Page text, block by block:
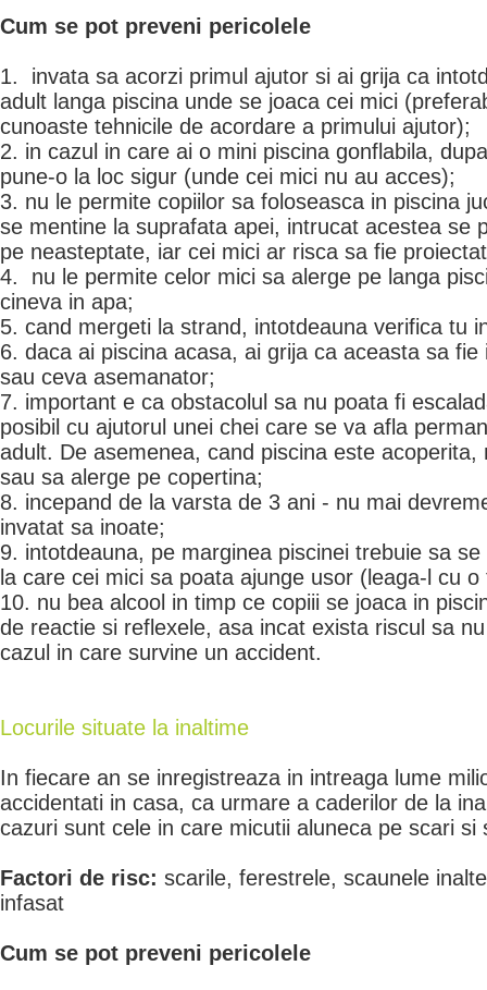
Cum se pot preveni pericolele
1. invata sa acorzi primul ajutor si ai grija ca
adult langa piscina unde se joaca cei mici
cunoaste tehnicile de acordare a primului ajutor);
2. in cazul in care ai o mini piscina gonflabila,
pune-o la loc sigur (unde cei mici nu au acces);
3. nu le permite copiilor sa foloseasca in piscina
se mentine la suprafata apei, intrucat acestea se
pe neasteptate, iar cei mici ar risca sa fie
4. nu le permite celor mici sa alerge pe langa
cineva in apa;
5. cand mergeti la strand, intotdeauna verifica tu
6. daca ai piscina acasa, ai grija ca aceasta sa
sau ceva asemanator;
7. important e ca obstacolul sa nu poata fi
posibil cu ajutorul unei chei care se va afla
adult. De asemenea, cand piscina este
sau sa alerge pe copertina;
8. incepand de la varsta de 3 ani - nu mai
invatat sa inoate;
9. intotdeauna, pe marginea piscinei trebuie sa
la care cei mici sa poata ajunge usor (leaga-l cu
10. nu bea alcool in timp ce copiii se joaca in
de reactie si reflexele, asa incat exista riscul sa
cazul in care survine un accident.
Locurile situate la inaltime
In fiecare an se inregistreaza in intreaga lume
accidentati in casa, ca urmare a caderilor de la
cazuri sunt cele in care micutii aluneca pe scari si
Factori de risc: scarile, ferestrele, scaunele
infasat
Cum se pot preveni pericolele